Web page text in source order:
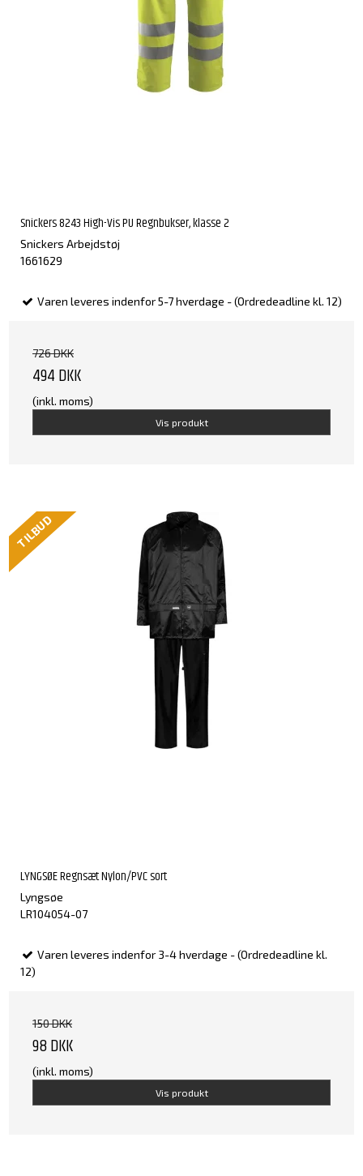
Snickers 8243 High-Vis PU Regnbukser, klasse 2
Snickers Arbejdstøj
1661629
Varen leveres indenfor 5-7 hverdage - (Ordredeadline kl. 12)
726 DKK
494 DKK
(inkl. moms)
Vis produkt
TILBUD
LYNGSØE Regnsæt Nylon/PVC sort
Lyngsøe
LR104054-07
Varen leveres indenfor 3-4 hverdage - (Ordredeadline kl.
12)
150 DKK
98 DKK
(inkl. moms)
Vis produkt